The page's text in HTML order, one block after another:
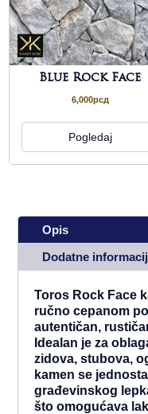
Blue Rock Face
6,000рсд
Pogledaj
Opis
Dodatne
Toros Rock Face
ručno cepanom
autentičan,
Idealan je za
zidova, stubova,
kamen se
građevinskog
što omogućava